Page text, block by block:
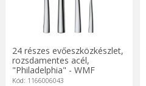
24 részes evőeszközkészlet,
rozsdamentes acél,
"Philadelphia" - WMF
Kód: 1166006043